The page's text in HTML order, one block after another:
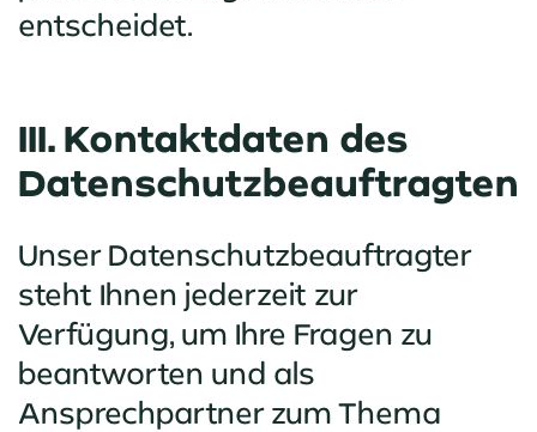
entscheidet.
III. Kontaktdaten des
Datenschutzbeauftragten
‍Unser Datenschutzbeauftragter
steht Ihnen jederzeit zur
Verfügung, um Ihre Fragen zu
beantworten und als
Ansprechpartner zum Thema